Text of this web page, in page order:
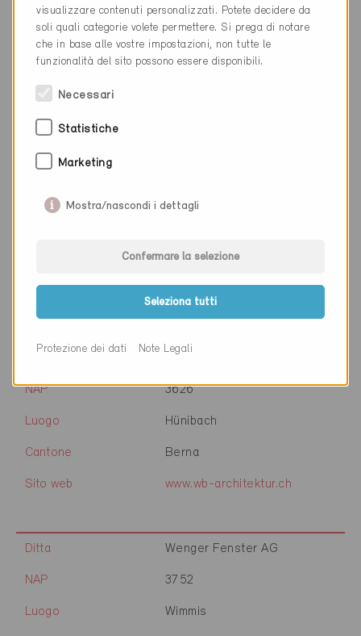
Luogo Bern
Cantone Berna
www.meiertobler.ch
Ditta
Luogo Bern
Ditta
Wegmüller | Briggen
NAP 3626
Luogo Hünibach
Cantone Berna
Sito web www.wb-architektur.ch
Ditta Wenger Fenster AG
NAP 3752
Luogo Wimmis
visualizzare contenuti personalizzati. Potete decidere da
soli quali categorie volete permettere. Si prega di notare
che in base alle vostre impostazioni, non tutte le
funzionalità del sito possono essere disponibili.
Necessari
Statistiche
Marketing
Mostra/nascondi i dettagli
Confermare la selezione
Seleziona tutti
Protezione dei dati Note Legali